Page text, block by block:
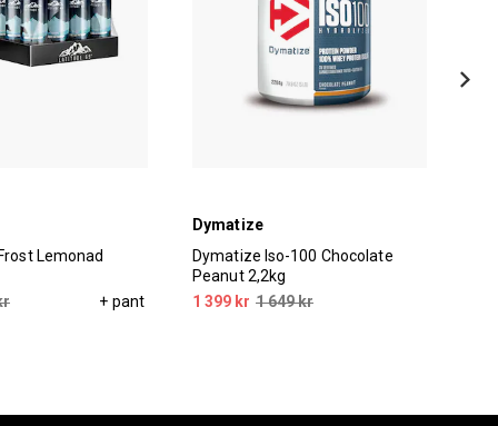
Lemonad
+ pant
Dymatize
Dymatize Iso-100 Chocolate
Peanut 2,2kg
1 399 kr 1 649 kr